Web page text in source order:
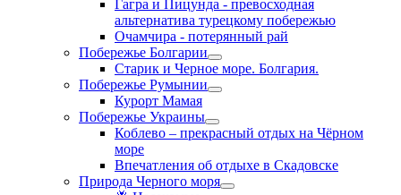
Гагра и Пицунда - превосходная
альтернатива турецкому побережью
Очамчира - потерянный рай
Побережье Болгарии
Старик и Черное море. Болгария.
Побережье Румынии
Курорт Мамая
Побережье Украины
Коблево – прекрасный отдых на Чёрном
море
Впечатления об отдыхе в Скадовске
Природа Черного моря